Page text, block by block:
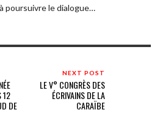
poursuivre le dialogue…
12
DE
NEXT POST
LE V° CONGRÈS DES
ÉCRIVAINS DE LA
CARAÏBE